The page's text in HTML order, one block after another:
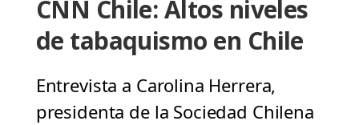
CNN Chile: Altos niveles
de tabaquismo en Chile
Entrevista a Carolina Herrera,
presidenta de la Sociedad Chilena